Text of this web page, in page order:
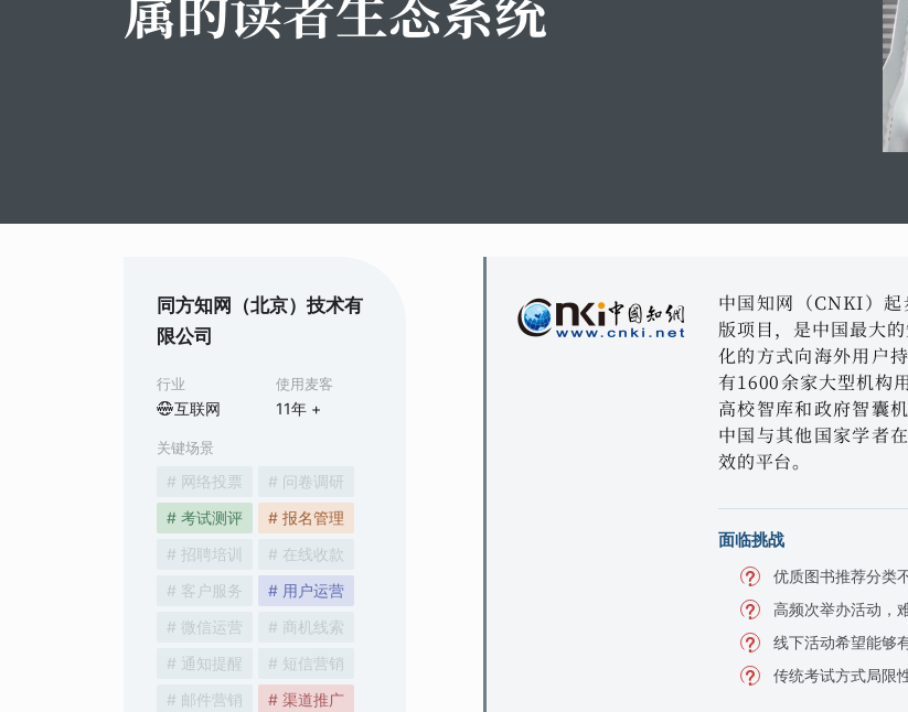
同方知网（北京）技术有
限公司
行业
互联网
使用麦客
11年 +
关键场景
# 网络投票
# 问卷调研
# 考试测评
# 报名管理
# 招聘培训
# 在线收款
# 客户服务
# 用户运营
# 微信运营
# 商机线索
# 通知提醒
# 短信营销
# 邮件营销
# 渠道推广
中国知网（CNKI）
版项目，是中国最大
化的方式向海外用户
有1600余家大型机构
高校智库和政府智囊
中国与其他国家学者
效的平台。
面临挑战
优质图书推荐分类
高频次举办活动，
线下活动希望能够
传统考试方式局限